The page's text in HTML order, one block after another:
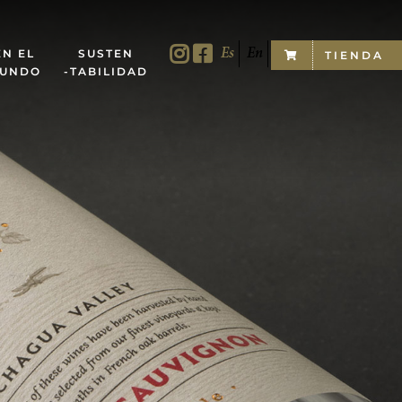
EL
SUSTEN
-TABILIDAD
Es En Por TIENDA